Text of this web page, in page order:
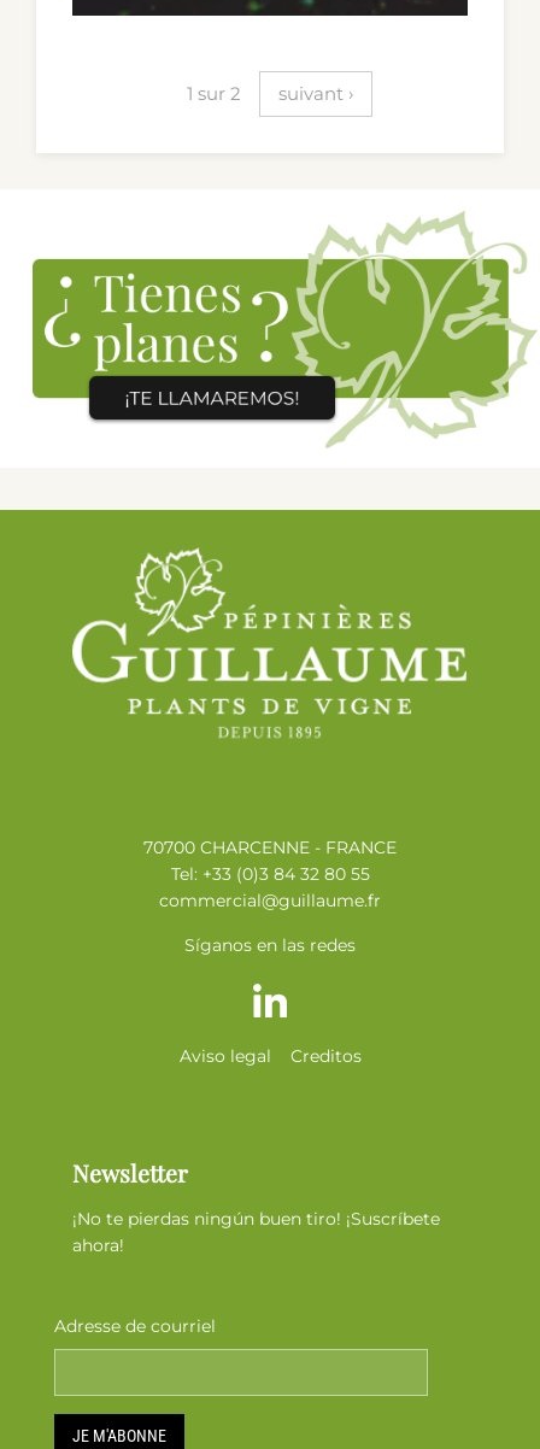
1 sur 2 suivant ›
70700 CHARCENNE - FRANCE
Tel: +33 (0)3 84 32 80 55
commercial@guillaume.fr
Síganos en las redes
Aviso legal Creditos
Newsletter
¡No te pierdas ningún buen tiro! ¡Suscríbete
ahora!
Adresse de courriel